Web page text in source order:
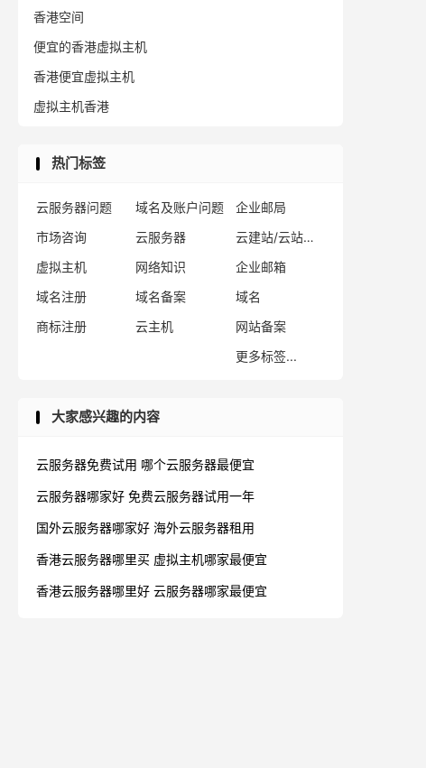
香港空间
便宜的香港虚拟主机
香港便宜虚拟主机
虚拟主机香港
热门标签
云服务器问题 域名及账户问题
企业邮局
市场咨询
云服务器
云建站/云站群/小程序
虚拟主机
网络知识
企业邮箱
域名注册
域名备案
域名
商标注册
云主机
网站备案
更多标签...
大家感兴趣的内容
云服务器免费试用 哪个云服务器最便宜
云服务器哪家好 免费云服务器试用一年
国外云服务器哪家好 海外云服务器租用
香港云服务器哪里买 虚拟主机哪家最便宜
香港云服务器哪里好 云服务器哪家最便宜